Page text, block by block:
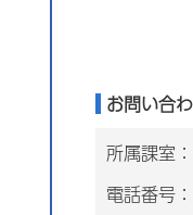
お問い合
所属課室：
電話番号